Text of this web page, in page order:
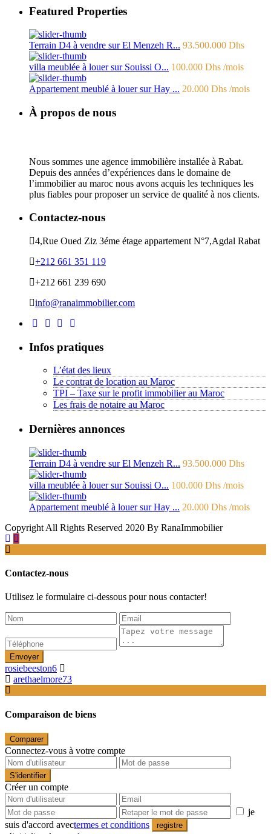
Featured Properties
Terrain D4 à vendre sur El Menzeh R... 93.500.000 Dhs
villa meublée à louer sur Souissi O... 100.000 Dhs /mois
Appartement meublé à louer sur Hay ... 20.000 Dhs /mois
À propos de nous
Nous sommes une agence immobilière installée à Rabat.
Depuis des années d’expériences dans le domaine de
l’immobilier au maroc nous avons acquis les techniques les
plus fiables pour proposer un service de qualité à nos clients.
Contactez-nous
4,Rue Oued Ziz 3éme étage appartement N°7,Agdal Rabat
+212 661 351 119
+212 661 239 690
info@ranaimmobilier.com
Infos pratiques
L’état des lieux
Le contrat de location au Maroc
TPI – Taxe sur le profit immobilier au Maroc
Les frais de notaire au Maroc
Dernières annonces
Terrain D4 à vendre sur El Menzeh R... 93.500.000 Dhs
villa meublée à louer sur Souissi O... 100.000 Dhs /mois
Appartement meublé à louer sur Hay ... 20.000 Dhs /mois
Copyright All Rights Reserved 2020 By RanaImmobilier
Contactez-nous
Utilisez le formulaire ci-dessous pour nous contacter!
Envoyer
rosiebeeston6
arethaelmore73
Comparaison de biens
Comparer
Connectez-vous à votre compte
S'identifier
Créer un compte
je
suis d'accord avectermes et conditions registre